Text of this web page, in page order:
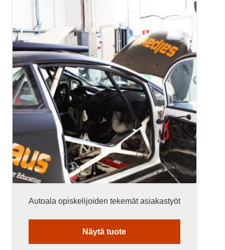
Autoala opiskelijoiden tekemät asiakastyöt
Näytä tuote